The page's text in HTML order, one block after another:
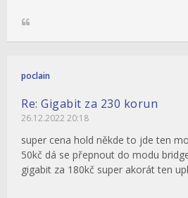
poclain
Re: Gigabit za 230 korun
26.12.2022 20:18
super cena hold někde to jde ten
50kč dá se přepnout do modu
gigabit za 180kč super akorát ten